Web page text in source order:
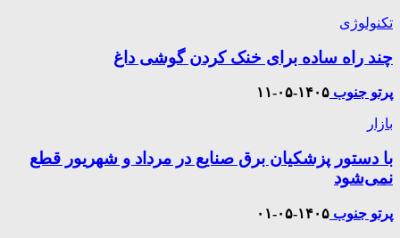
تکنولوژی
چند راه‌ ساده برای خنک کردن گوشی داغ
پرتو جنوب ۱۴۰۵-۰۵-۱۱
بازار
با دستور پزشکیان برق صنایع در مرداد و شهریور قطع
نمی‌شود
پرتو جنوب ۱۴۰۵-۰۵-۰۱